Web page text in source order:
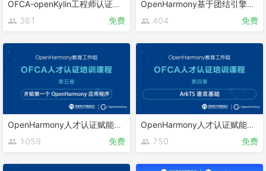
OFCA-openKylin工程师认证课程
361
免费
OpenHarmony基于团结引擎的游戏开发
404
免费
OpenHarmony人才认证赋能课程 第五章
1059
免费
OpenHarmony人才认证赋能课程 第四章
750
免费